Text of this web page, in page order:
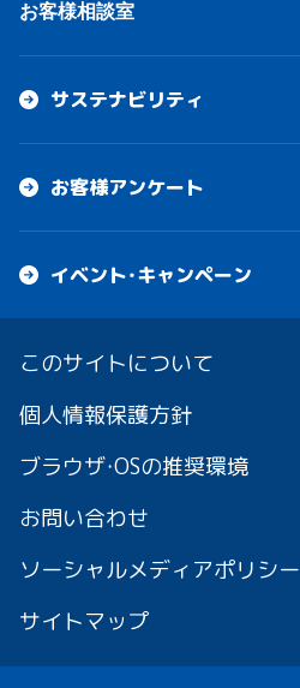
お客様相談室
サステナビリティ
お客様アンケート
イベント・キャンペーン
このサイトについて
個人情報保護方針
ブラウザ・OSの推奨環境
お問い合わせ
ソーシャルメディアポリシー
サイトマップ